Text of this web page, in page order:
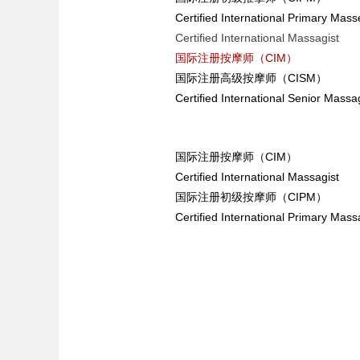
Certified International Primary
Certified International Massagist
国际注册按摩师（CIM）
国际注册高级按摩师（CISM）
Certified International Senior
国际注册按摩师（CIM）
Certified International Massagist
国际注册初级按摩师（CIPM）
Certified International Primary